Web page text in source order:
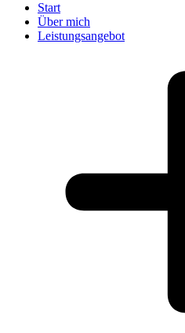
Start
Über mich
Leistungsangebot